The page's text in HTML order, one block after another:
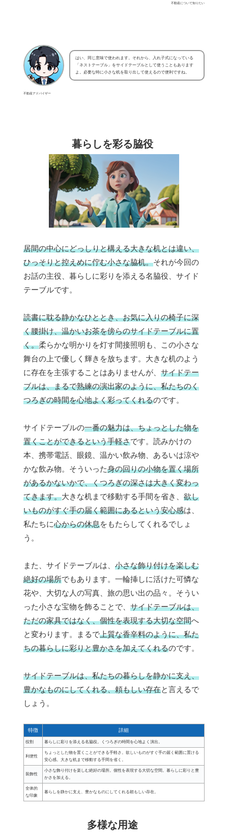
不動産について知りたい
不動産アドバイザー
はい、同じ意味で使われます。それから、入れ子式になっている
「ネストテーブル」をサイドテーブルとして使うこともあります
よ。必要な時に小さな机を取り出して使えるので便利ですね。
暮らしを彩る脇役
居間の中心にどっしりと構える大きな机とは違い、
ひっそりと控えめに佇む小さな脇机。それが今回の
お話の主役、暮らしに彩りを添える名脇役、サイド
テーブルです。
読書に耽る静かなひととき、お気に入りの椅子に深
く腰掛け、温かいお茶を傍らのサイドテーブルに置
く。柔らかな明かりを灯す間接照明も、この小さな
舞台の上で優しく輝きを放ちます。大きな机のよう
に存在を主張することはありませんが、 サイドテー
ブルは、まるで熟練の演出家のように、私たちのく
つろぎの時間を心地よく彩ってくれるのです。
サイドテーブルの一番の魅力は、ちょっとした物を
置くことができるという手軽さです。読みかけの
本、携帯電話、眼鏡、温かい飲み物、あるいは涼や
かな飲み物。そういった身の回りの小物を置く場所
があるかないかで、くつろぎの深さは大きく変わっ
てきます。大きな机まで移動する手間を省き、 欲し
いものがすぐ手の届く範囲にあるという安心感は、
私たちに心からの休息をもたらしてくれるでしょ
う。
また、サイドテーブルは、 小さな飾り付けを楽しむ
絶好の場所でもあります。一輪挿しに活けた可憐な
花や、大切な人の写真、旅の思い出の品々。そうい
った小さな宝物を飾ることで、 サイドテーブルは、
ただの家具ではなく、個性を表現する大切な空間へ
と変わります。まるで上質な香辛料のように、私た
ちの暮らしに彩りと豊かさを加えてくれるのです。
サイドテーブルは、私たちの暮らしを静かに支え、
豊かなものにしてくれる、頼もしい存在と言えるで
しょう。
特徴 詳細
役割 暮らしに彩りを添える名脇役。くつろぎの時間を心地よく演出。
利便性
ちょっとした物を置くことができる手軽さ。欲しいものがすぐ手の届く範囲に置ける
安心感。大きな机まで移動する手間を省く。
装飾性
小さな飾り付けを楽しむ絶好の場所。個性を表現する大切な空間。暮らしに彩りと豊
かさを加える。
全体的
な印象
暮らしを静かに支え、豊かなものにしてくれる頼もしい存在。
多様な用途